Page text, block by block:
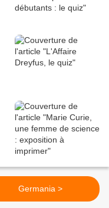
Germania >